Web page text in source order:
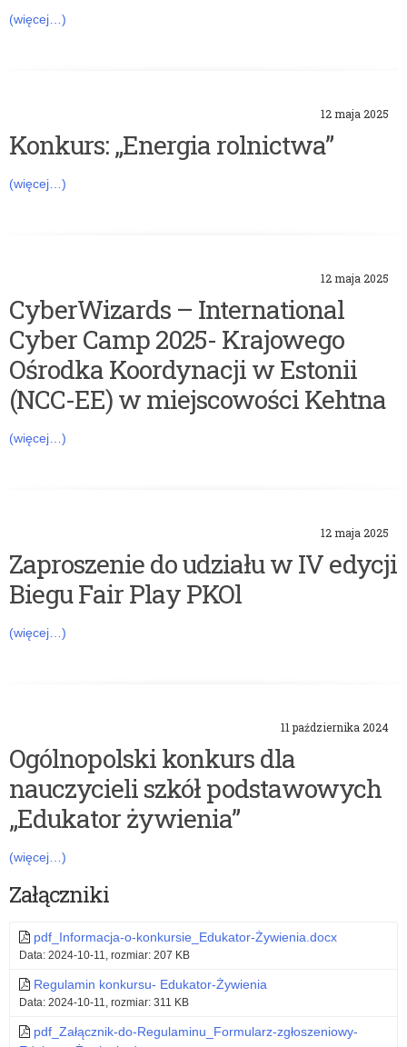
(więcej…)
12 maja 2025
Konkurs: „Energia rolnictwa”
(więcej…)
12 maja 2025
CyberWizards – International
Cyber Camp 2025- Krajowego
Ośrodka Koordynacji w Estonii
(NCC-EE) w miejscowości Kehtna
(więcej…)
12 maja 2025
Zaproszenie do udziału w IV edycji
Biegu Fair Play PKOl
(więcej…)
11 października 2024
Ogólnopolski konkurs dla
nauczycieli szkół podstawowych
„Edukator żywienia”
(więcej…)
Załączniki
pdf_Informacja-o-konkursie_Edukator-Żywienia.docx
Data: 2024-10-11, rozmiar: 207 KB
Regulamin konkursu- Edukator-Żywienia
Data: 2024-10-11, rozmiar: 311 KB
pdf_Załącznik-do-Regulaminu_Formularz-zgłoszeniowy-